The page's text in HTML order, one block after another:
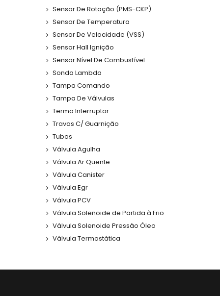
Sensor De Rotação (PMS-CKP)
Sensor De Temperatura
Sensor De Velocidade (VSS)
Sensor Hall Ignição
Sensor Nível De Combustível
Sonda Lambda
Tampa Comando
Tampa De Válvulas
Termo Interruptor
Travas C/ Guarnição
Tubos
Válvula Agulha
Válvula Ar Quente
Válvula Canister
Válvula Egr
Válvula PCV
Válvula Solenoide de Partida à Frio
Válvula Solenoide Pressão Óleo
Válvula Termostática